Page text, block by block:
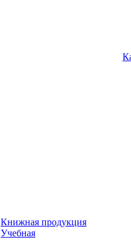
Книжная продукция
Учебная